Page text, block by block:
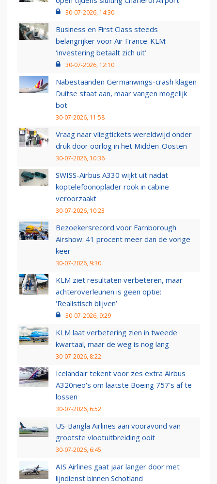
30-07-2026, 14:30
Business en First Class steeds
belangrijker voor Air France-KLM:
‘investering betaalt zich uit’
30-07-2026, 12:10
Nabestaanden Germanwings-crash klagen
Duitse staat aan, maar vangen mogelijk
bot
30-07-2026, 11:58
Vraag naar vliegtickets wereldwijd onder
druk door oorlog in het Midden-Oosten
30-07-2026, 10:36
SWISS-Airbus A330 wijkt uit nadat
koptelefoonoplader rook in cabine
veroorzaakt
30-07-2026, 10:23
Bezoekersrecord voor Farnborough
Airshow: 41 procent meer dan de vorige
keer
30-07-2026, 9:30
KLM ziet resultaten verbeteren, maar
achteroverleunen is geen optie:
‘Realistisch blijven’
30-07-2026, 9:29
KLM laat verbetering zien in tweede
kwartaal, maar de weg is nog lang
30-07-2026, 8:22
Icelandair tekent voor zes extra Airbus
A320neo's om laatste Boeing 757's af te
lossen
30-07-2026, 6:52
US-Bangla Airlines aan vooravond van
grootste vlootuitbreiding ooit
30-07-2026, 6:45
AIS Airlines gaat jaar langer door met
lijndienst binnen Schotland